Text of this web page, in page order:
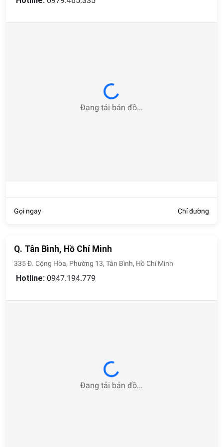
Gương trang trí
có 3 màu cơ bản là trắng, đen và hồng, đáp ứng thị hiếu
người tiêu dùng. Ngoài ra, gương còn có thể được gắn thêm
bánh xe để có thể di chuyển linh hoạt trong không gian,
salon, hoặc thẩm mỹ viện. Các loại gương gắn đèn LED
được phản chiếu một cách rõ nét hơn, mang đến hình ảnh
chân thực hơn.
có hai màu chính là vàng hoặc bạc, có thiết kế kết hợp
nhiều đường cong tinh tế và trang nhã.
Loading...
Đang tải bản đồ...
Gọi ngay Chỉ đường
Q. Tân Bình, Hồ Chí Minh
335 Đ. Cộng Hòa, Phường 13, Tân Bình, Hồ Chí Minh
Hotline: 0947.194.779
Loading...
Đang tải bản đồ...